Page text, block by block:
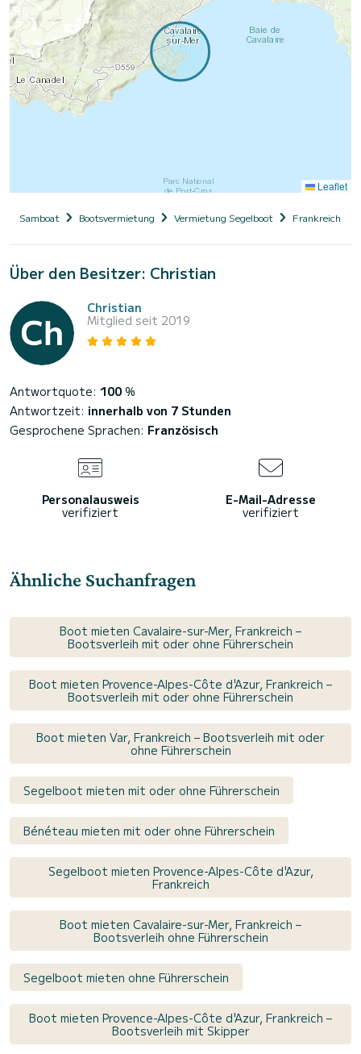
Leaflet
Samboat Bootsvermietung Vermietung Segelboot Frankreich
Über den Besitzer: Christian
Christian
Mitglied seit 2019
Antwortquote: 100 %
Antwortzeit: innerhalb von 7 Stunden
Gesprochene Sprachen: Französisch
Personalausweis
verifiziert
E-Mail-Adresse
verifiziert
Ähnliche Suchanfragen
Boot mieten Cavalaire-sur-Mer, Frankreich –
Bootsverleih mit oder ohne Führerschein
Boot mieten Provence-Alpes-Côte d'Azur, Frankreich –
Bootsverleih mit oder ohne Führerschein
Boot mieten Var, Frankreich – Bootsverleih mit oder
ohne Führerschein
Segelboot mieten mit oder ohne Führerschein
Bénéteau mieten mit oder ohne Führerschein
Segelboot mieten Provence-Alpes-Côte d'Azur,
Frankreich
Boot mieten Cavalaire-sur-Mer, Frankreich –
Bootsverleih ohne Führerschein
Segelboot mieten ohne Führerschein
Boot mieten Provence-Alpes-Côte d'Azur, Frankreich –
Bootsverleih mit Skipper